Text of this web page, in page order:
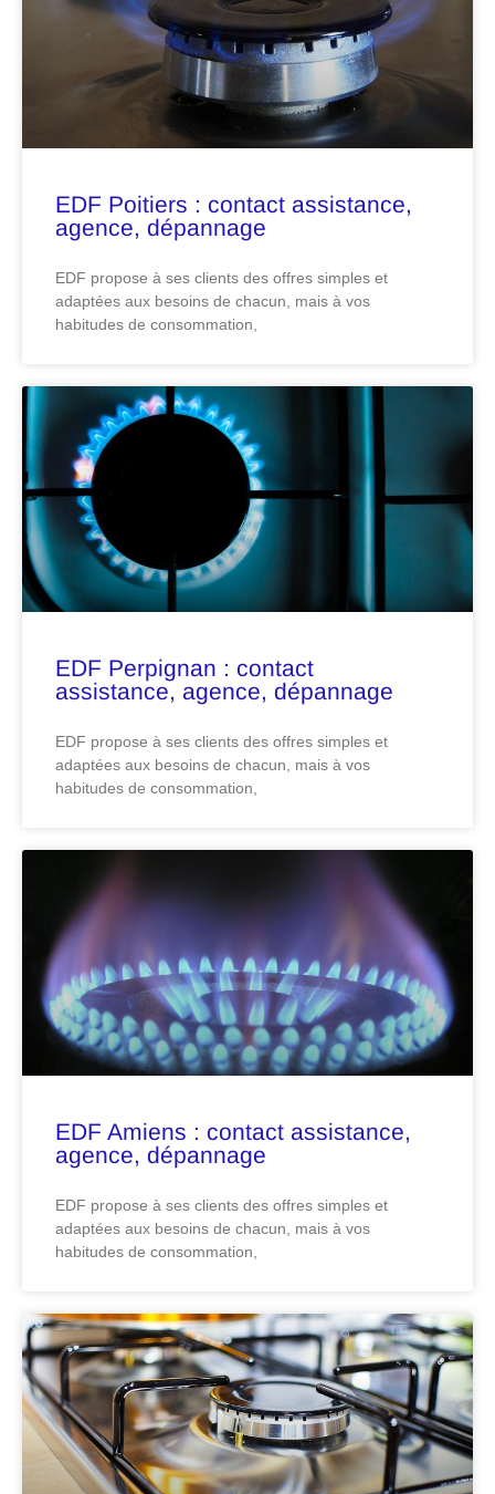
EDF Poitiers : contact assistance,
agence, dépannage
EDF propose à ses clients des offres simples et
adaptées aux besoins de chacun, mais à vos
habitudes de consommation,
EDF Perpignan : contact
assistance, agence, dépannage
EDF propose à ses clients des offres simples et
adaptées aux besoins de chacun, mais à vos
habitudes de consommation,
EDF Amiens : contact assistance,
agence, dépannage
EDF propose à ses clients des offres simples et
adaptées aux besoins de chacun, mais à vos
habitudes de consommation,